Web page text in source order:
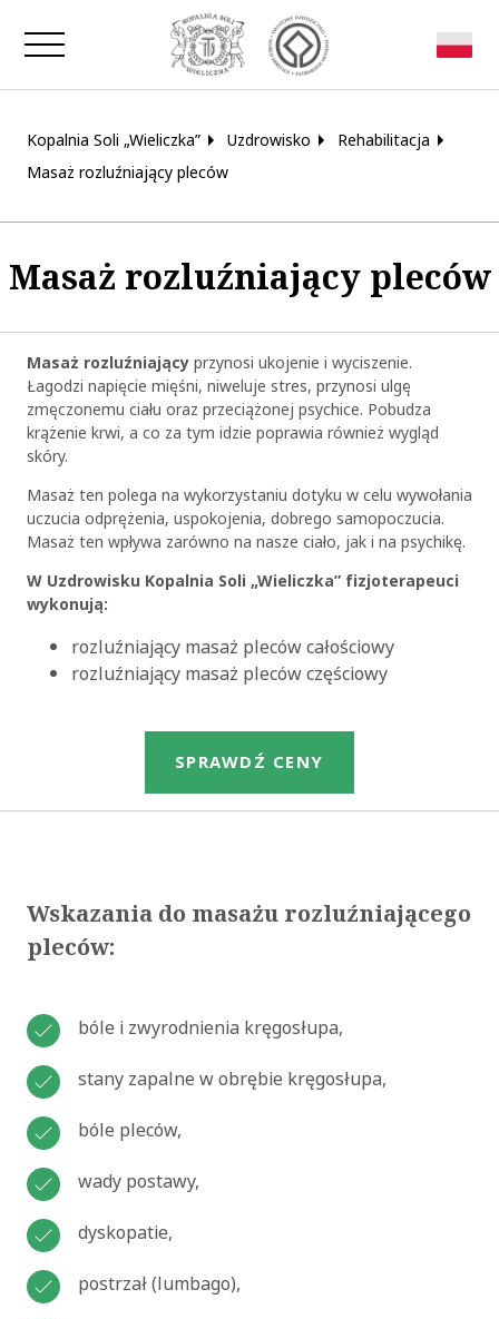
Zamknij okno
Kopalnia Soli „Wieliczka” Uzdrowisko
Rehabilitacja
Masaż rozluźniający pleców
Masaż rozluźniający pleców
Masaż rozluźniającyprzynosi ukojenie i wyciszenie.
Łagodzi napięcie mięśni, niweluje stres, przynosi ulgę
zmęczonemu ciału oraz przeciążonej psychice. Pobudza
krążenie krwi, a co za tym idzie poprawia również wygląd
skóry.
Masaż ten polega na wykorzystaniu dotyku w celu wywołania
uczucia odprężenia, uspokojenia, dobrego samopoczucia.
Masaż ten wpływa zarówno na nasze ciało, jak i na psychikę.
W Uzdrowisku Kopalnia Soli „Wieliczka” fizjoterapeuci
wykonują:
rozluźniający masaż pleców całościowy
rozluźniający masaż pleców częściowy
SPRAWDŹ CENY
Wskazania do masażu rozluźniającego
pleców:
bóle i zwyrodnienia kręgosłupa,
stany zapalne w obrębie kręgosłupa,
bóle pleców,
wady postawy,
dyskopatie,
postrzał (lumbago),